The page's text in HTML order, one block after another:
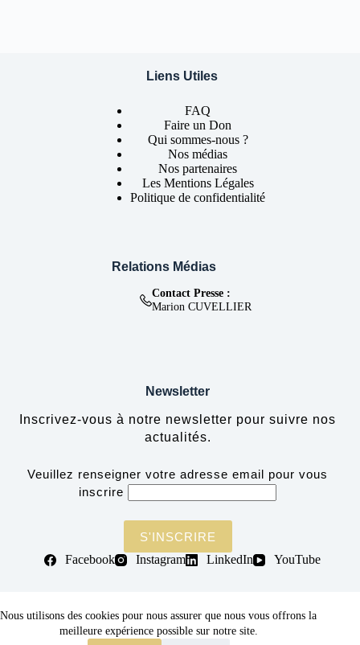
Nous utilisons des cookies pour nous assurer que nous vous offrons la
meilleure expérience possible sur notre site.
Liens Utiles
FAQ
Faire un Don
Qui sommes-nous ?
Nos médias
Nos partenaires
Les Mentions Légales
Politique de confidentialité
Relations Médias
Contact Presse :
Marion CUVELLIER
Newsletter
Inscrivez-vous à notre newsletter pour suivre nos
actualités.
Veuillez renseigner votre adresse email pour vous
inscrire
Facebook Instagram LinkedIn YouTube
© 2026 Les Trophées de la Comédie Musicale, Tous
droits réservés.